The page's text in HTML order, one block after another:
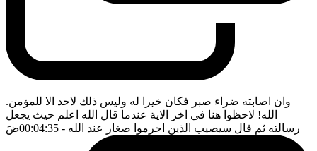
وان اصابته ضراء صبر فكان خيرا له وليس ذلك لاحد الا للمؤمن.
الله! لاحظوا هنا في اخر الاية عندما قال الله اعلم حيث يجعل
رسالته ثم قال سيصيب الذين اجرموا صغار عند الله - 00:04:35 ضَ